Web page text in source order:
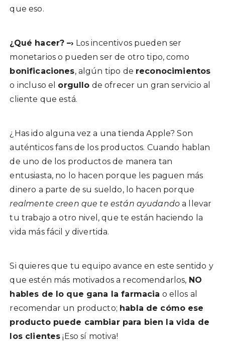
que eso.
¿Qué hacer? –› Los incentivos pueden ser
monetarios o pueden ser de otro tipo, como
bonificaciones, algún tipo de reconocimientos
o incluso el orgullo de ofrecer un gran servicio al
cliente que está.
¿Has ido alguna vez a una tienda Apple? Son
auténticos fans de los productos. Cuando hablan
de uno de los productos de manera tan
entusiasta, no lo hacen porque les paguen más
dinero a parte de su sueldo, lo hacen porque
realmente creen que te están ayudando a llevar
tu trabajo a otro nivel, que te están haciendo la
vida más fácil y divertida.
Si quieres que tu equipo avance en este sentido y
que estén más motivados a recomendarlos, NO
hables de lo que gana la farmacia o ellos al
recomendar un producto; habla de cómo ese
producto puede cambiar para bien la vida de
los clientes ¡Eso sí motiva!